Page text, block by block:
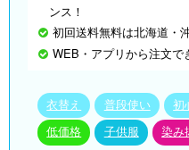
ンス！
初回送料無料は北海道・
WEB・アプリから注文で
衣替え 普段使い 初
低価格 子供服 染み